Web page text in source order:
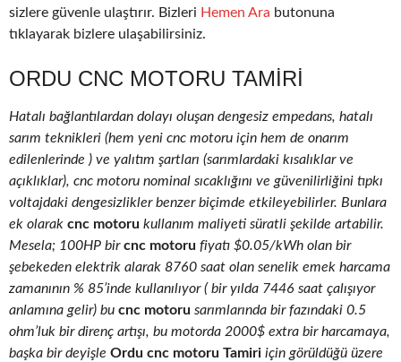
sizlere güvenle ulaştırır. Bizleri Hemen Ara butonuna
tıklayarak bizlere ulaşabilirsiniz.
ORDU CNC MOTORU TAMIRI
Hatalı bağlantılardan dolayı oluşan dengesiz empedans, hatalı
sarım teknikleri (hem yeni cnc motoru için hem de onarım
edilenlerinde ) ve yalıtım şartları (sarımlardaki kısalıklar ve
açıklıklar), cnc motoru nominal sıcaklığını ve güvenilirliğini tıpkı
voltajdaki dengesizlikler benzer biçimde etkileyebilirler. Bunlara
ek olarak cnc motoru kullanım maliyeti süratli şekilde artabilir.
Mesela; 100HP bircnc motoru fiyatı $0.05/kWh olan bir
şebekeden elektrik alarak 8760 saat olan senelik emek harcama
zamanının % 85’inde kullanılıyor ( bir yılda 7446 saat çalışıyor
anlamına gelir) bu cnc motoru sarımlarında bir fazındaki 0.5
ohm’luk bir direnç artışı, bu motorda 2000$ extra bir harcamaya,
başka bir deyişle Ordu cnc motoru Tamiri için görüldüğü üzere